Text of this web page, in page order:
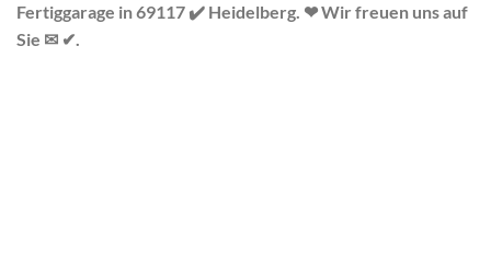
Fertiggarage in 69117 ✔️ Heidelberg. ❤ Wir freuen uns auf
Sie ✉ ✔.